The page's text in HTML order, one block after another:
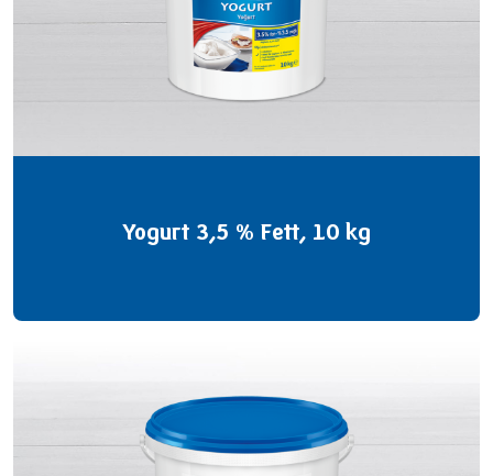
Yogurt 3,5 % Fett, 10 kg